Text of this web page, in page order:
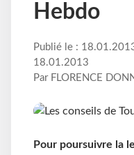
Hebdo
Publié le :
18.01.2013
Par FLORENCE
Pour poursuivre la